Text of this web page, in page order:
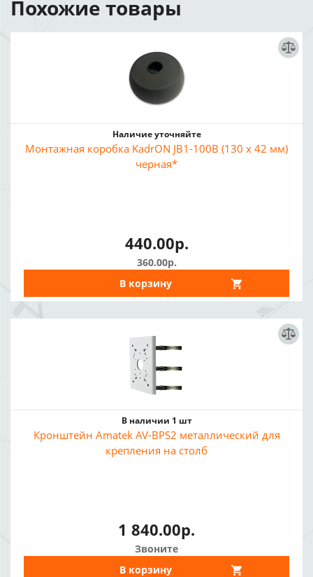
Похожие товары
Наличие уточняйте
Монтажная коробка KadrON JB1-100B (130 x 42 мм)
черная*
440.00р.
360.00р.
В корзину
В наличии 1 шт
Кронштейн Amatek AV-BPS2 металлический для
крепления на столб
1 840.00р.
Звоните
В корзину